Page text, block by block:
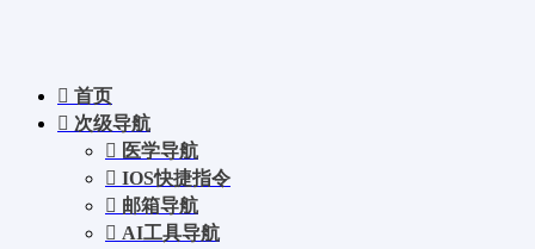
首页
次级导航
医学导航
IOS快捷指令
邮箱导航
AI工具导航